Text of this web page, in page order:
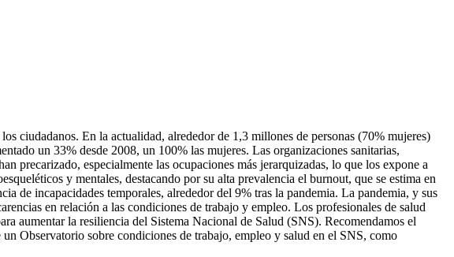
ciudadanos. En la actualidad, alrededor de 1,3 millones de personas (70% mujeres)
un 33% desde 2008, un 100% las mujeres. Las organizaciones sanitarias,
precarizado, especialmente las ocupaciones más jerarquizadas, lo que los expone a
y mentales, destacando por su alta prevalencia el burnout, que se estima en
de incapacidades temporales, alrededor del 9% tras la pandemia. La pandemia, y sus
en relación a las condiciones de trabajo y empleo. Los profesionales de salud
aumentar la resiliencia del Sistema Nacional de Salud (SNS). Recomendamos el
Observatorio sobre condiciones de trabajo, empleo y salud en el SNS, como